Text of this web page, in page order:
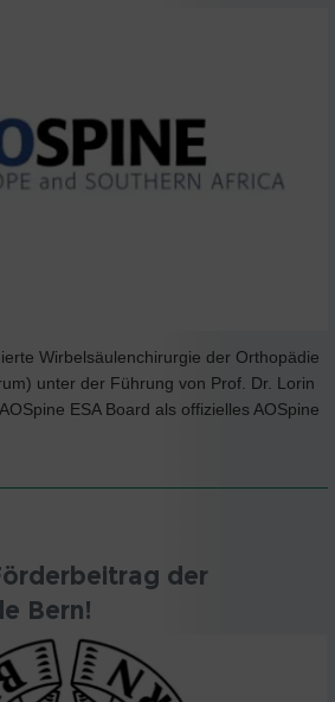
Wirbelsäulenchirurgie der Orthopädie
unter der Führung von Prof. Dr. Lorin
ESA Board als offizielles AOSpine
der
Bern!